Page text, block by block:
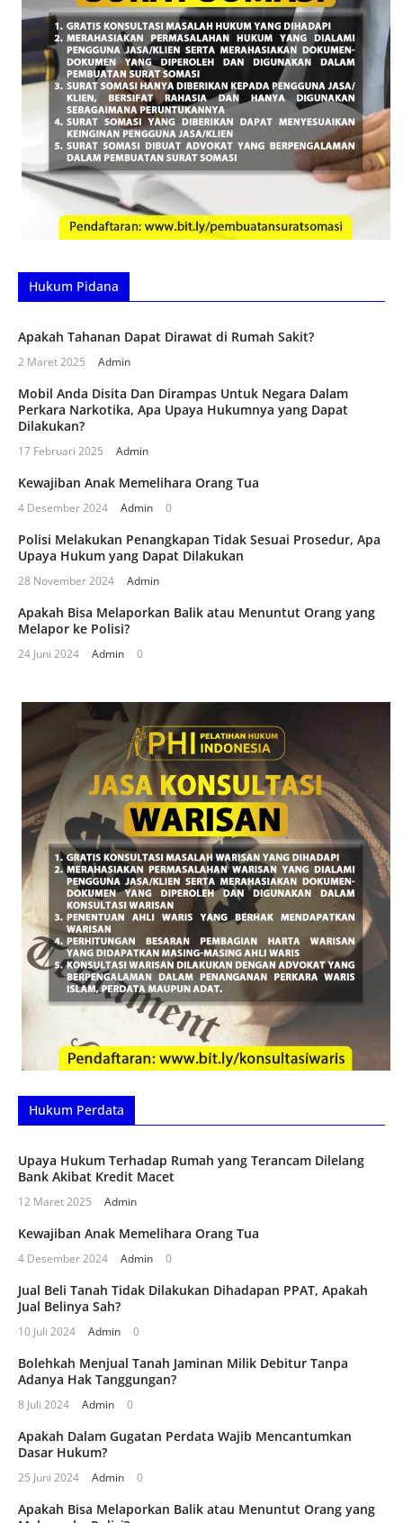
Hukum Pidana
Apakah Tahanan Dapat Dirawat di Rumah Sakit?
2 Maret 2025 Admin
Mobil Anda Disita Dan Dirampas Untuk Negara Dalam
Perkara Narkotika, Apa Upaya Hukumnya yang Dapat
Dilakukan?
17 Februari 2025 Admin
Kewajiban Anak Memelihara Orang Tua
4 Desember 2024 Admin 0
Polisi Melakukan Penangkapan Tidak Sesuai Prosedur, Apa
Upaya Hukum yang Dapat Dilakukan
28 November 2024 Admin
Apakah Bisa Melaporkan Balik atau Menuntut Orang yang
Melapor ke Polisi?
24 Juni 2024 Admin 0
Hukum Perdata
Upaya Hukum Terhadap Rumah yang Terancam Dilelang
Bank Akibat Kredit Macet
12 Maret 2025 Admin
Kewajiban Anak Memelihara Orang Tua
4 Desember 2024 Admin 0
Jual Beli Tanah Tidak Dilakukan Dihadapan PPAT, Apakah
Jual Belinya Sah?
10 Juli 2024 Admin 0
Bolehkah Menjual Tanah Jaminan Milik Debitur Tanpa
Adanya Hak Tanggungan?
8 Juli 2024 Admin 0
Apakah Dalam Gugatan Perdata Wajib Mencantumkan
Dasar Hukum?
25 Juni 2024 Admin 0
Apakah Bisa Melaporkan Balik atau Menuntut Orang yang